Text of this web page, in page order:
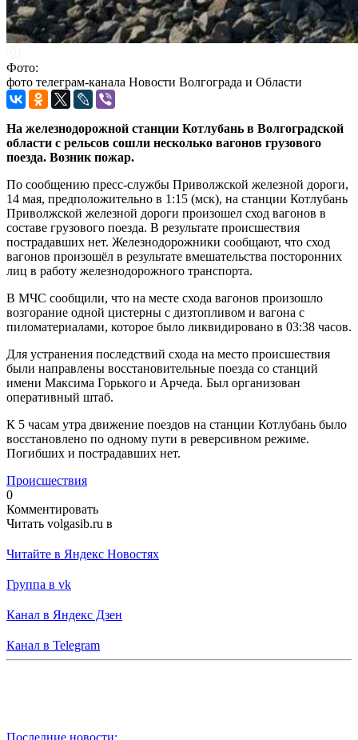
Фото:
фото телеграм-канала Новости Волгограда и Области
На железнодорожной станции Котлубань в Волгоградской
области с рельсов сошли несколько вагонов грузового
поезда. Возник пожар.
По сообщению пресс-службы Приволжской железной дороги,
14 мая, предположительно в 1:15 (мск), на станции Котлубань
Приволжской железной дороги произошел сход вагонов в
составе грузового поезда. В результате происшествия
пострадавших нет. Железнодорожники сообщают, что сход
вагонов произошёл в результате вмешательства посторонних
лиц в работу железнодорожного транспорта.
В МЧС сообщили, что на месте схода вагонов произошло
возгорание одной цистерны с дизтопливом и вагона с
пиломатериалами, которое было ликвидировано в 03:38 часов.
Для устранения последствий схода на место происшествия
были направлены восстановительные поезда со станций
имени Максима Горького и Арчеда. Был организован
оперативный штаб.
К 5 часам утра движение поездов на станции Котлубань было
восстановлено по одному пути в реверсивном режиме.
Погибших и пострадавших нет.
Происшествия
0
Комментировать
Читать volgasib.ru в
Читайте в Яндекс Новостях
Группа в vk
Канал в Яндекс Дзен
Канал в Telegram
Последние новости: